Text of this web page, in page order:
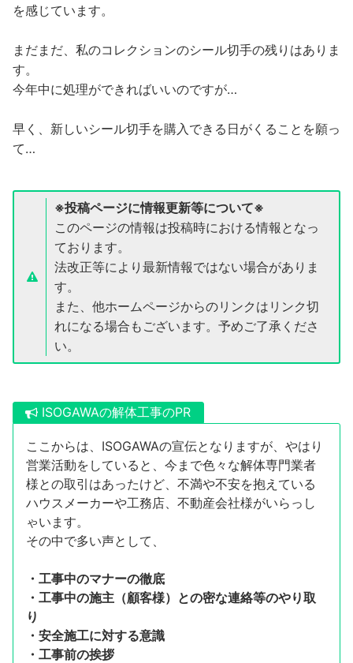
を感じています。
まだまだ、私のコレクションのシール切手の残りはありま
す。
今年中に処理ができればいいのですが…
早く、新しいシール切手を購入できる日がくることを願っ
て…
※投稿ページに情報更新等について※
このページの情報は投稿時における情報となっ
ております。
法改正等により最新情報ではない場合がありま
す。
また、他ホームページからのリンクはリンク切
れになる場合もございます。予めご了承くださ
い。
ISOGAWAの解体工事のPR
ここからは、ISOGAWAの宣伝となりますが、やはり
営業活動をしていると、今まで色々な解体専門業者
様との取引はあったけど、不満や不安を抱えている
ハウスメーカーや工務店、不動産会社様がいらっし
ゃいます。
その中で多い声として、
・工事中のマナーの徹底
・工事中の施主（顧客様）との密な連絡等のやり取
り
・安全施工に対する意識
・工事前の挨拶